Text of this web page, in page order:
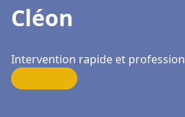
Cléon
Intervention rapide et